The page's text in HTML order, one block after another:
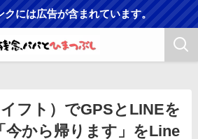
クには広告が含まれています。
フト）でGPSとLINEを
今から帰ります」をLine